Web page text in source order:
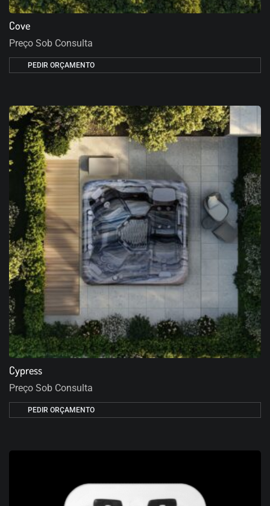
Cove
Preço Sob Consulta
PEDIR ORÇAMENTO
Cypress
Preço Sob Consulta
PEDIR ORÇAMENTO